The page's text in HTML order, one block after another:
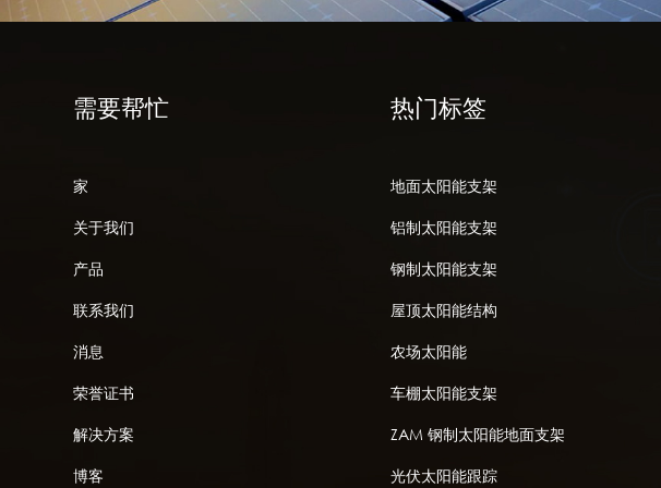
需要帮忙
家
关于我们
产品
联系我们
消息
荣誉证书
解决方案
博客
热门标签
地面太阳能支架
铝制太阳能支架
钢制太阳能支架
屋顶太阳能结构
农场太阳能
车棚太阳能支架
ZAM 钢制太阳能地面支架
光伏太阳能跟踪